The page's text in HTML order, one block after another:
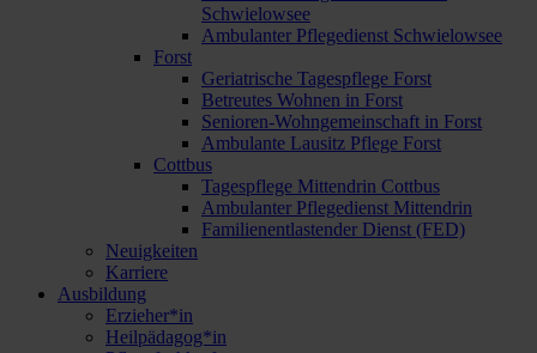
Schwielowsee
Ambulanter Pflegedienst Schwielowsee
Forst
Geriatrische Tagespflege Forst
Betreutes Wohnen in Forst
Senioren-Wohngemeinschaft in Forst
Ambulante Lausitz Pflege Forst
Cottbus
Tagespflege Mittendrin Cottbus
Ambulanter Pflegedienst Mittendrin
Familienentlastender Dienst (FED)
Neuigkeiten
Karriere
Ausbildung
Erzieher*in
Heilpädagog*in